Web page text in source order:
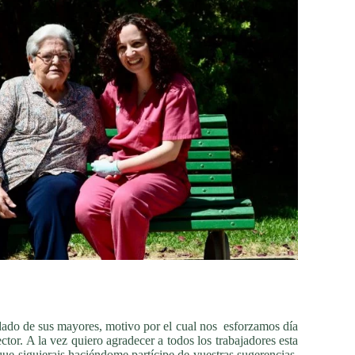
de sus mayores, motivo por el cual nos esforzamos día
A la vez quiero agradecer a todos los trabajadores esta